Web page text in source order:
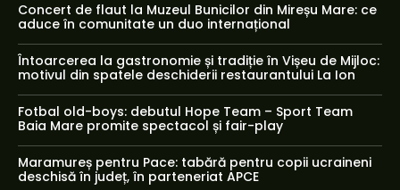
Concert de flaut la Muzeul Bunicilor din Mireșu Mare: ce
aduce în comunitate un duo internațional
Întoarcerea la gastronomie și tradiție în Vișeu de Mijloc:
motivul din spatele deschiderii restaurantului La Ion
Fotbal old-boys: debutul Hope Team – Sport Team
Baia Mare promite spectacol și fair-play
Maramureș pentru Pace: tabără pentru copii ucraineni
deschisă în județ, în parteneriat APCE